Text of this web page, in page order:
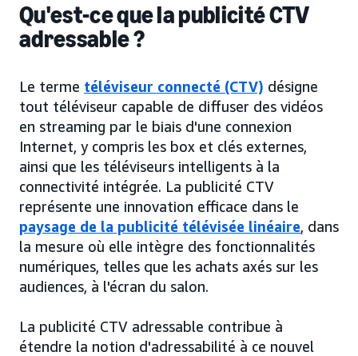
Qu'est-ce que la publicité CTV
adressable ?
Le terme téléviseur connecté (CTV) désigne
tout téléviseur capable de diffuser des vidéos
en streaming par le biais d'une connexion
Internet, y compris les box et clés externes,
ainsi que les téléviseurs intelligents à la
connectivité intégrée. La publicité CTV
représente une innovation efficace dans le
paysage de la publicité télévisée linéaire, dans
la mesure où elle intègre des fonctionnalités
numériques, telles que les achats axés sur les
audiences, à l'écran du salon.
La publicité CTV adressable contribue à
étendre la notion d'adressabilité à ce nouvel